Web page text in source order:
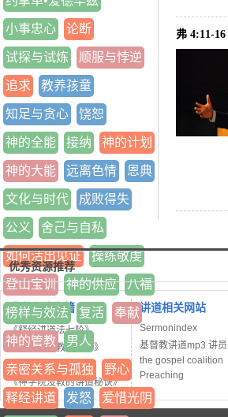
小事忠心 论断
试探与试炼 顺服与悖逆
追求 教养孩童
知足与贪心 饶恕
神的全能 接纳 神的计划
神的大能 远离色情 恩典
文化与时代 成败得失
公义 舍己与自私
如何活出见证 操练敬虔
登山宝训 神的供应 八福
榜样与效法 复活 奉献
神的管教 男人
亲密关系与孤独 野心
释经讲道 发怒 爱惜光阴
弗 4:11-
优秀资源推荐
讲道方法书籍
《释经讲道法七阶》
《当代基督教讲道学》
《讲道者工作坊》
《神学院没教的讲道秘诀》
讲道相关网站
Sermonindex
基督教讲道mp3 讲
the gospel coalition
Preaching